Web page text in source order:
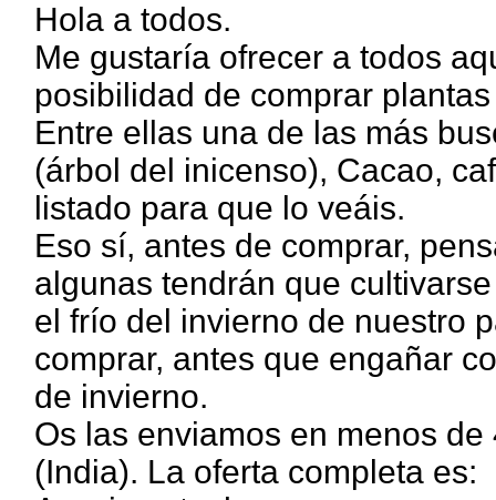
Hola a todos.
Me gustaría ofrecer a todos
posibilidad de comprar
Entre ellas una de las más
(árbol del inicenso), Cacao,
listado para que lo veáis.
Eso sí, antes de comprar,
algunas tendrán que
el frío del invierno de nuestro
comprar, antes que engañar
de invierno.
Os las enviamos en menos
(India). La oferta completa es: